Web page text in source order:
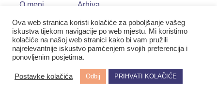
O meni
Arhiva
Ova web stranica koristi kolačiće za poboljšanje vašeg
iskustva tijekom navigacije po web mjestu. Mi koristimo
kolačiće na našoj web stranici kako bi vam pružili
najrelevantnije iskustvo pamćenjem svojih preferencija i
ponovljenim posjetima.
Postavke kolačića Odbij PRIHVATI KOLAČIĆE